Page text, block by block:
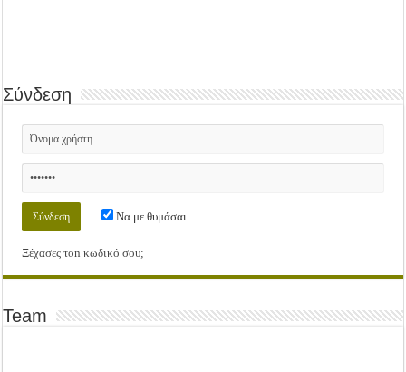
Σύνδεση
Να με θυμάσαι
Ξέχασες τοn κωδικό σου;
Team